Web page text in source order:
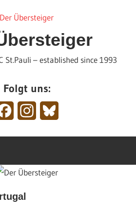
St.Pauli – established since 1993
Folgt uns:
FacebookInstagram